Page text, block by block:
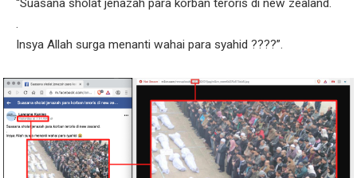
“Suasana sholat jenazah para korban teroris di new zealand.
.
Insya Allah surga menanti wahai para syahid ????”.